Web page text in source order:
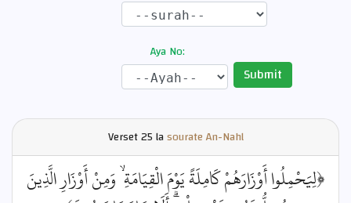
Aya No:
Submit
Verset25 lasourate An-Nahl
﴿لِيَحْمِلُوا أَوْزَارَهُمْ كَامِلَةً يَوْمَ الْقِيَامَةِ ۙ وَمِنْ أَوْزَارِ الَّذِينَ